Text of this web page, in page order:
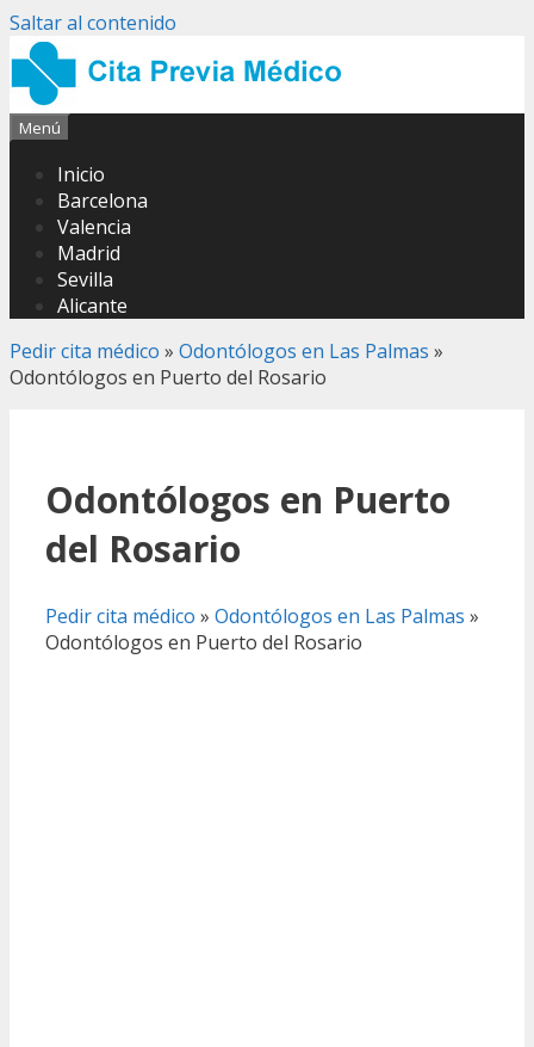
Saltar al contenido
Menú
Inicio
Barcelona
Valencia
Madrid
Sevilla
Alicante
Pedir cita médico » Odontólogos en Las Palmas »
Odontólogos en Puerto del Rosario
Odontólogos en Puerto
del Rosario
Pedir cita médico » Odontólogos en Las Palmas »
Odontólogos en Puerto del Rosario